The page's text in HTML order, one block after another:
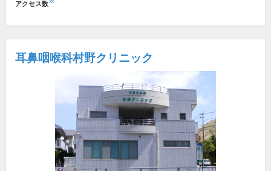
アクセス数
耳鼻咽喉科村野クリニック